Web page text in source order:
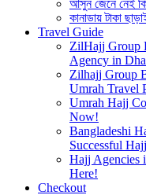
আসুন জেনে নেই
কানাডায় টাকা
Travel Guide
ZilHajj Group
Agency in
Zilhajj Group
Umrah Travel
Umrah Hajj
Now!
Bangladeshi
Successful
Hajj Agencies
Here!
Checkout